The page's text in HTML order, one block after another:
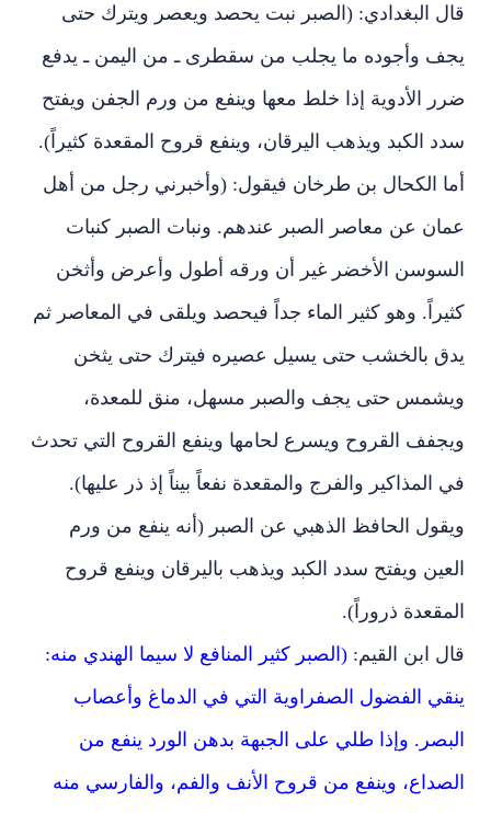
قال البغدادي: (الصبر نبت يحصد ويعصر ويترك حتى
يجف وأجوده ما يجلب من سقطرى ـ من اليمن ـ يدفع
ضرر الأدوية إذا خلط معها وينفع من ورم الجفن ويفتح
سدد الكبد ويذهب اليرقان، وينفع قروح المقعدة كثيراً).
أما الكحال بن طرخان فيقول: (وأخبرني رجل من أهل
عمان عن معاصر الصبر عندهم. ونبات الصبر كنبات
السوسن الأخضر غير أن ورقه أطول وأعرض وأثخن
كثيراً. وهو كثير الماء جداً فيحصد ويلقى في المعاصر ثم
يدق بالخشب حتى يسيل عصيره فيترك حتى يثخن
ويشمس حتى يجف والصبر مسهل، منق للمعدة،
ويجفف القروح ويسرع لحامها وينفع القروح التي تحدث
في المذاكير والفرج والمقعدة نفعاً بيناً إذ ذر عليها).
ويقول الحافظ الذهبي عن الصبر (أنه ينفع من ورم
العين ويفتح سدد الكبد ويذهب باليرقان وينفع قروح
المقعدة ذروراً).
قال ابن القيم: (الصبر كثير المنافع لا سيما الهندي منه:
ينقي الفضول الصفراوية التي في الدماغ وأعصاب
البصر. وإذا طلي على الجبهة بدهن الورد ينفع من
الصداع، وينفع من قروح الأنف والفم، والفارسي منه